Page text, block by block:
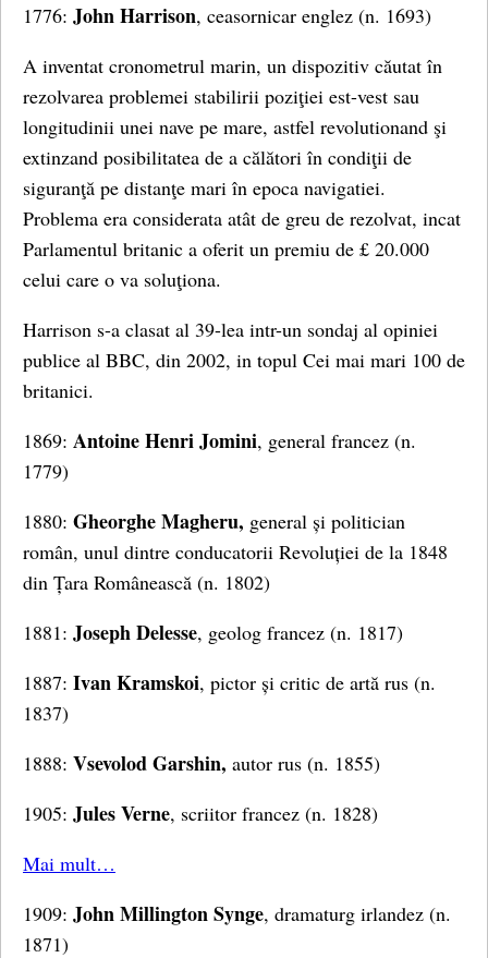
1776: John Harrison, ceasornicar englez (n. 1693)
A inventat cronometrul marin, un dispozitiv căutat în
rezolvarea problemei stabilirii poziţiei est-vest sau
longitudinii unei nave pe mare, astfel revolutionand şi
extinzand posibilitatea de a călători în condiţii de
siguranţă pe distanţe mari în epoca navigatiei.
Problema era considerata atât de greu de rezolvat, incat
Parlamentul britanic a oferit un premiu de £ 20.000
celui care o va soluţiona.
Harrison s-a clasat al 39-lea intr-un sondaj al opiniei
publice al BBC, din 2002, in topul Cei mai mari 100 de
britanici.
1869: Antoine Henri Jomini, general francez (n.
1779)
1880: Gheorghe Magheru, general și politician
român, unul dintre conducatorii Revoluției de la 1848
din Țara Românească (n. 1802)
1881: Joseph Delesse, geolog francez (n. 1817)
1887: Ivan Kramskoi, pictor și critic de artă rus (n.
1837)
1888: Vsevolod Garshin, autor rus (n. 1855)
1905: Jules Verne, scriitor francez (n. 1828)
Mai mult…
1909: John Millington Synge, dramaturg irlandez (n.
1871)